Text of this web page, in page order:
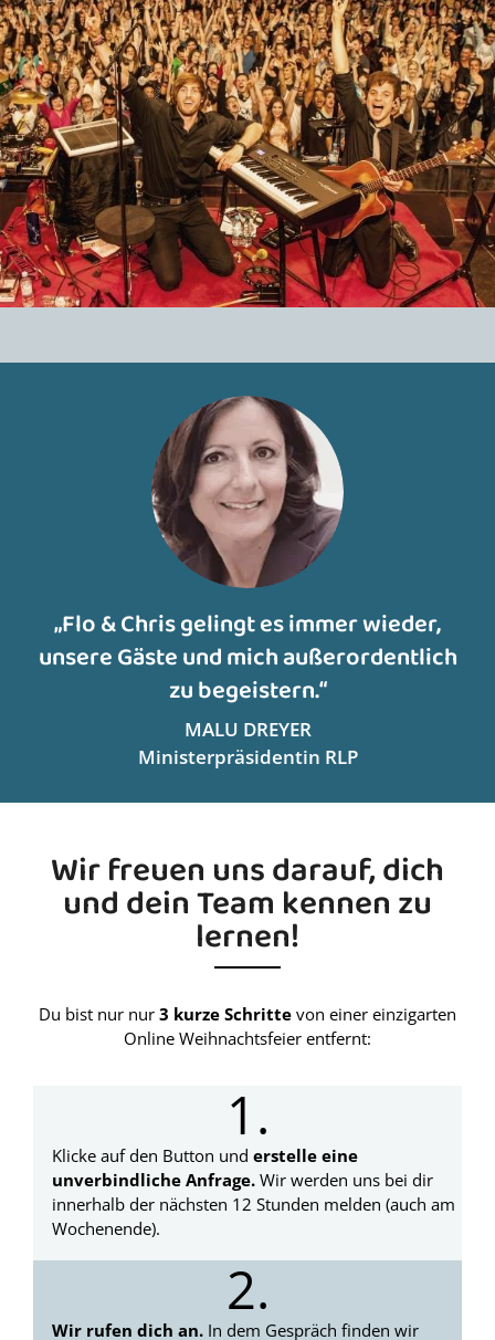
„Flo & Chris gelingt es immer wieder,
unsere Gäste und mich außerordentlich
zu begeistern.“
MALU DREYER
Ministerpräsidentin RLP
Wir freuen uns darauf, dich
und dein Team kennen zu
lernen!
Du bist nur nur 3 kurze Schritte von einer einzigarten
Online Weihnachtsfeier entfernt:
1.
Klicke auf den Button und erstelle eine
unverbindliche Anfrage. Wir werden uns bei dir
innerhalb der nächsten 12 Stunden melden (auch am
Wochenende).
2.
Wir rufen dich an. In dem Gespräch finden wir